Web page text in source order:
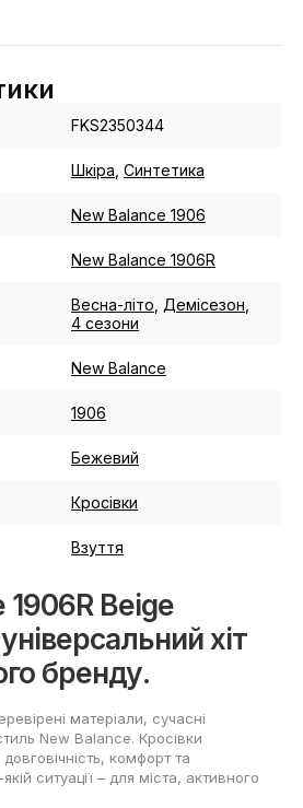
FKS2350344
Шкіра Синтетика
New Balance 1906
New Balance 1906R
Весна-літо Демісезон
4 сезони
New Balance
1906
Бежевий
Кросівки
Взуття
1906R Beige
хіт
бренду.
матеріали, сучасні
New Balance. Кросівки
комфорт та
ситуації – для міста, активного